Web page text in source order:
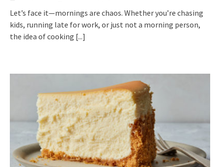
Let’s face it—mornings are chaos. Whether you’re chasing
kids, running late for work, or just not a morning person,
the idea of cooking [...]